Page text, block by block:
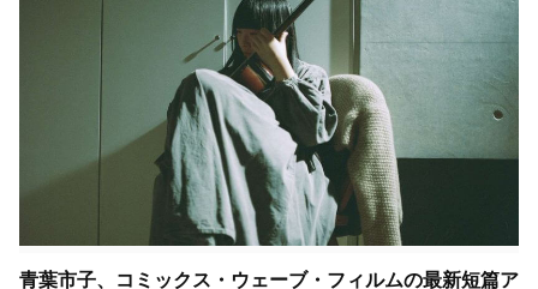
青葉市子、コミックス・ウェーブ・フィルムの最新短篇ア